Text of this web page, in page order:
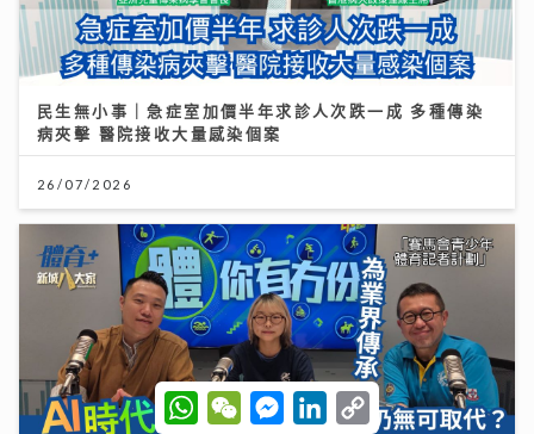
民生無小事｜急症室加價半年求診人次跌一成 多種傳染
病夾擊 醫院接收大量感染個案
26/07/2026
W
h
W
e
M
e
L
C
o